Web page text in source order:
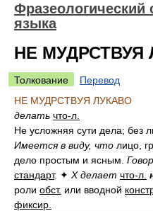
Фразеологический
языка
НЕ МУДРСТВУЯ
Толкование
Перевод
НЕ МУДРСТВУЯ ЛУКАВО
делать что-л.
Не усложняя сути дела; без
Имеется в виду, что лицо,
дело простым и ясным.
стандарт. ✦ Х делает что-л.
роли обст. или вводной
фиксир.